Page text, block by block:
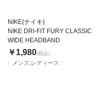
メンズ,レディース
NIKE(ナイキ)
NIKE DRI-FIT FURY CLASSIC
WIDE HEADBAND
￥1,980(税込)